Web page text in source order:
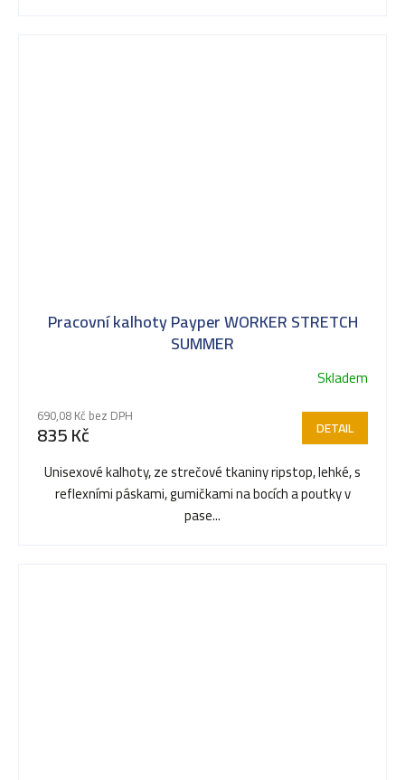
Pracovní kalhoty Payper WORKER STRETCH
SUMMER
Skladem
690,08 Kč bez DPH
835 Kč DETAIL
Unisexové kalhoty, ze strečové tkaniny ripstop, lehké, s
reflexními páskami, gumičkami na bocích a poutky v
pase...